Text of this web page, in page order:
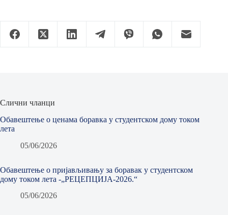
Слични чланци
Обавештење о ценама боравка у студентском дому током
лета
05/06/2026
Обавештење о пријављивању за боравак у студентском
дому током лета -„РЕЦЕПЦИЈА-2026.“
05/06/2026